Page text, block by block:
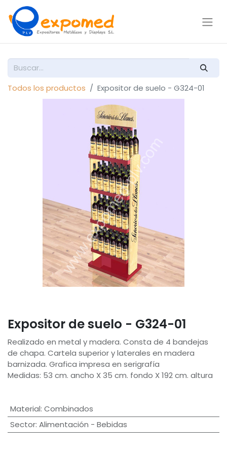
Todos los productos Expositor de suelo - G324-01
Expositor de suelo - G324-01
Realizado en metal y madera. Consta de 4 bandejas
de chapa. Cartela superior y laterales en madera
barnizada. Grafica impresa en serigrafía
Medidas: 53 cm. ancho X 35 cm. fondo X 192 cm. altura
Material: Combinados
Sector: Alimentación - Bebidas